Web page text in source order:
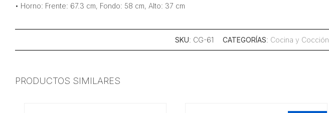
• Horno: Frente: 67.3 cm, Fondo: 58 cm, Alto: 37 cm
SKU: CG-61 CATEGORÍAS: Cocina y Cocción
PRODUCTOS SIMILARES